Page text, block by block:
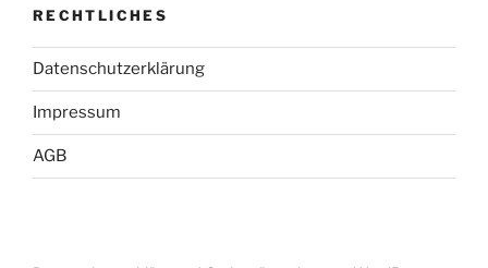
RECHTLICHES
Datenschutzerklärung
Impressum
AGB